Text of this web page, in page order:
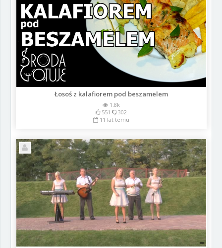
Łosoś z kalafiorem pod beszamelem
1.8k
551
302
11 lat temu